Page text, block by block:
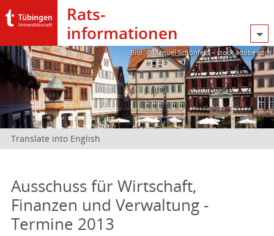
Rats­
informationen
Bild: @Manuel Schönfeld – stock.adobe.com
Translate into English
Ausschuss für Wirtschaft,
Finanzen und Verwaltung -
Termine 2013